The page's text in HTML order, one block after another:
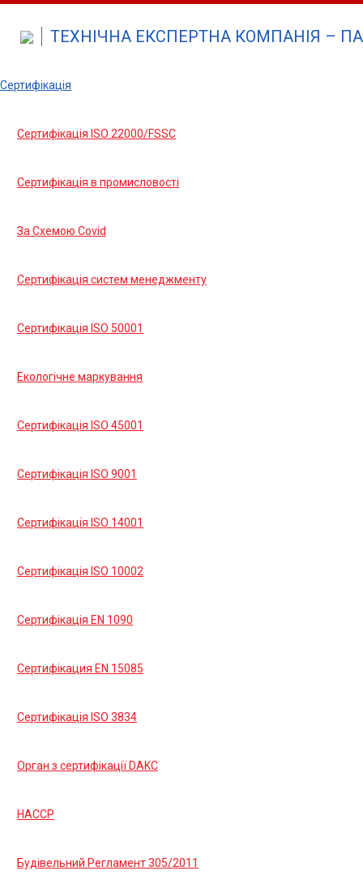
ТЕХНІЧНА ЕКСПЕРТНА КОМПАНІЯ –
Сертифікація
Сертифікація ISO 22000/FSSC
Сертифікація в промисловості
За Cхемою Covid
Сертифікація систем менеджменту
Сертифікація ISO 50001
Екологічне маркування
Сертифікація ISO 45001
Сертифікація ISO 9001
Сертифікація ISO 14001
Сертифікація ISO 10002
Сертифікація EN 1090
Сертифікация EN 15085
Сертифікація ISO 3834
Орган з сертифікації DAKC
HACCP
Будівельний Регламент 305/2011